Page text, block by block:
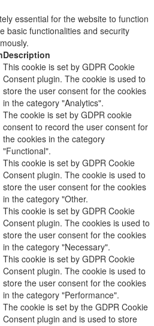
essential for the website to function
basic functionalities and security
Description
This cookie is set by GDPR Cookie
Consent plugin. The cookie is used to
store the user consent for the cookies
in the category "Analytics".
The cookie is set by GDPR cookie
consent to record the user consent for
the cookies in the category
"Functional".
This cookie is set by GDPR Cookie
Consent plugin. The cookie is used to
store the user consent for the cookies
in the category "Other.
This cookie is set by GDPR Cookie
Consent plugin. The cookies is used to
store the user consent for the cookies
in the category "Necessary".
This cookie is set by GDPR Cookie
Consent plugin. The cookie is used to
store the user consent for the cookies
in the category "Performance".
The cookie is set by the GDPR Cookie
Consent plugin and is used to store